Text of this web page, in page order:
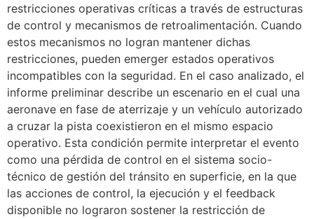
restricciones operativas críticas a través de estructuras
de control y mecanismos de retroalimentación. Cuando
estos mecanismos no logran mantener dichas
restricciones, pueden emerger estados operativos
incompatibles con la seguridad. En el caso analizado, el
informe preliminar describe un escenario en el cual una
aeronave en fase de aterrizaje y un vehículo autorizado
a cruzar la pista coexistieron en el mismo espacio
operativo. Esta condición permite interpretar el evento
como una pérdida de control en el sistema socio-
técnico de gestión del tránsito en superficie, en la que
las acciones de control, la ejecución y el feedback
disponible no lograron sostener la restricción de